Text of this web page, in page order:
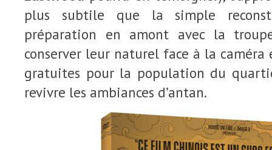
plus subtile que la simple
préparation en amont avec la
conserver leur naturel face à la
gratuites pour la population du
revivre les ambiances d’antan.